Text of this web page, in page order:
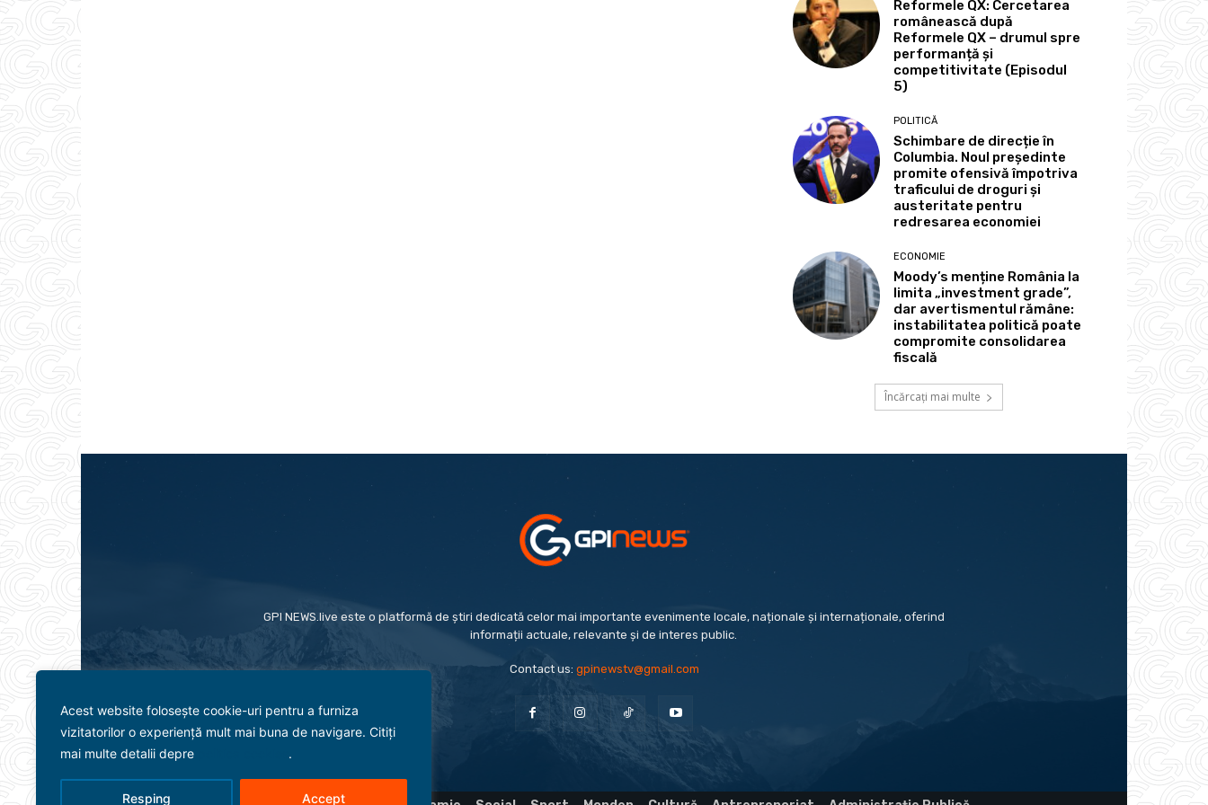
Acest website folosește cookie-uri pentru a furniza
vizitatorilor o experiență mult mai buna de navigare. Citiți
mai multe detalii depre
.
Resping Accept
Reformele QX: Cercetarea
românească după
Reformele QX – drumul spre
performanță și
competitivitate (Episodul
5)
POLITICĂ
Schimbare de direcție în
Columbia. Noul președinte
promite ofensivă împotriva
traficului de droguri și
austeritate pentru
redresarea economiei
ECONOMIE
Moody’s menține România la
limita „investment grade”,
dar avertismentul rămâne:
instabilitatea politică poate
compromite consolidarea
fiscală
Încărcați mai multe
GPI NEWS.live este o platformă de știri dedicată celor mai importante evenimente locale, naționale și internaționale, oferind
informații actuale, relevante și de interes public.
Contact us: gpinewstv@gmail.com